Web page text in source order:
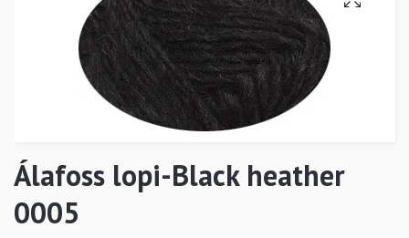
Álafoss lopi-Black heather
0005